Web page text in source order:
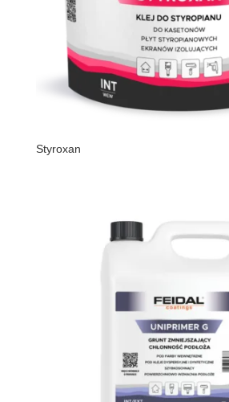
Styroxan